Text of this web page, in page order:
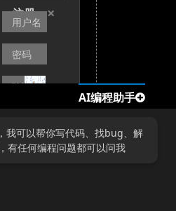
注册
×
没有账
+
AI编程助手
我可以帮你写代码、找bug、解
有任何编程问题都可以问我